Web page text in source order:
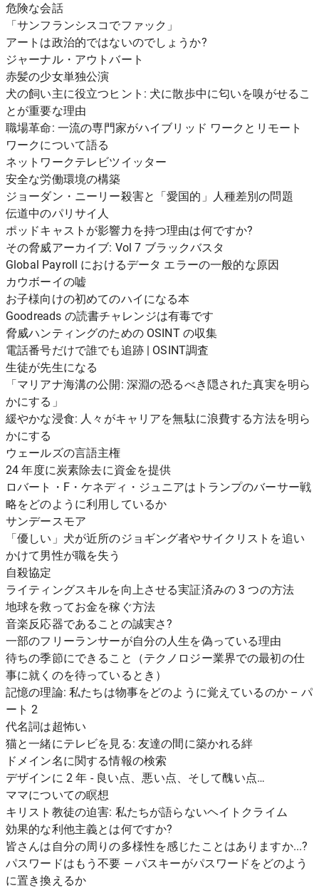
危険な会話
「サンフランシスコでファック」
アートは政治的ではないのでしょうか?
ジャーナル・アウトバート
赤髪の少女単独公演
犬の飼い主に役立つヒント: 犬に散歩中に匂いを嗅がせるこ
とが重要な理由
職場革命: 一流の専門家がハイブリッド ワークとリモート
ワークについて語る
ネットワークテレビツイッター
安全な労働環境の構築
ジョーダン・ニーリー殺害と「愛国的」人種差別の問題
伝道中のパリサイ人
ポッドキャストが影響力を持つ理由は何ですか?
その脅威アーカイブ: Vol 7 ブラックバスタ
Global Payroll におけるデータ エラーの一般的な原因
カウボーイの嘘
お子様向けの初めてのハイになる本
Goodreads の読書チャレンジは有毒です
脅威ハンティングのための OSINT の収集
電話番号だけで誰でも追跡 | OSINT調査
生徒が先生になる
「マリアナ海溝の公開: 深淵の恐るべき隠された真実を明ら
かにする」
緩やかな浸食: 人々がキャリアを無駄に浪費する方法を明ら
かにする
ウェールズの言語主権
24 年度に炭素除去に資金を提供
ロバート・F・ケネディ・ジュニアはトランプのバーサー戦
略をどのように利用しているか
サンデースモア
「優しい」犬が近所のジョギング者やサイクリストを追い
かけて男性が職を失う
自殺協定
ライティングスキルを向上させる実証済みの 3 つの方法
地球を救ってお金を稼ぐ方法
音楽反応器であることの誠実さ?
一部のフリーランサーが自分の人生を偽っている理由
待ちの季節にできること（テクノロジー業界での最初の仕
事に就くのを待っているとき）
記憶の理論: 私たちは物事をどのように覚えているのか – パ
ート 2
代名詞は超怖い
猫と一緒にテレビを見る: 友達の間に築かれる絆
ドメイン名に関する情報の検索
デザインに 2 年 - 良い点、悪い点、そして醜い点…
ママについての瞑想
キリスト教徒の迫害: 私たちが語らないヘイトクライム
効果的な利他主義とは何ですか?
皆さんは自分の周りの多様性を感じたことはありますか...?
パスワードはもう不要 — パスキーがパスワードをどのよう
に置き換えるか